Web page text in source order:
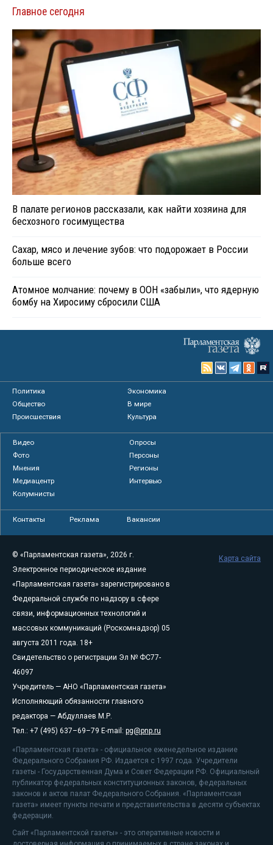
Главное сегодня
В палате регионов рассказали, как найти хозяина для
бесхозного госимущества
Сахар, мясо и лечение зубов: что подорожает в России
больше всего
Атомное молчание: почему в ООН «забыли», что ядерную
бомбу на Хиросиму сбросили США
Политика
Экономика
Общество
В мире
Происшествия
Культура
Видео
Опросы
Фото
Персоны
Мнения
Регионы
Медиацентр
Интервью
Колумнисты
Контакты Реклама Вакансии
© «Парламентская газета», 2026 г.
Электронное периодическое издание
«Парламентская газета» зарегистрировано в
Федеральной службе по надзору в сфере
связи, информационных технологий и
массовых коммуникаций (Роскомнадзор) 05
августа 2011 года. 18+
Свидетельство о регистрации Эл № ФС77-
46097
Учредитель — АНО «Парламентская газета»
Исполняющий обязанности главного
редактора — Абдуллаев М.Р.
Тел.: +7 (495) 637–69–79 E-mail: pg@pnp.ru
«Парламентская газета» - официальное еженедельное издание
Федерального Собрания РФ. Издается с 1997 года. Учредители
газеты - Государственная Дума и Совет Федерации РФ. Официальный
публикатор федеральных конституционных законов, федеральных
законов и актов палат Федерального Собрания. «Парламентская
газета» имеет пункты печати и представительства в десяти субъектах
федерации.
Сайт «Парламентской газеты» - это оперативные новости и
Карта сайта